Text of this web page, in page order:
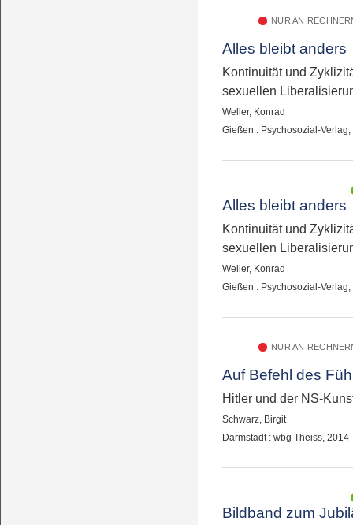
NUR AN
Alles bleibt anders
Kontinuität und
sexuellen
Weller, Konrad
Gießen : Psychosozial-
Alles bleibt anders
Kontinuität und
sexuellen
Weller, Konrad
Gießen : Psychosozial-
NUR AN
Auf Befehl des
Hitler und der NS-
Schwarz, Birgit
Darmstadt : wbg Theiss, 2014
Bildband zum